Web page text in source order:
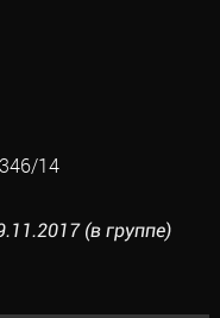
14
(в группе)